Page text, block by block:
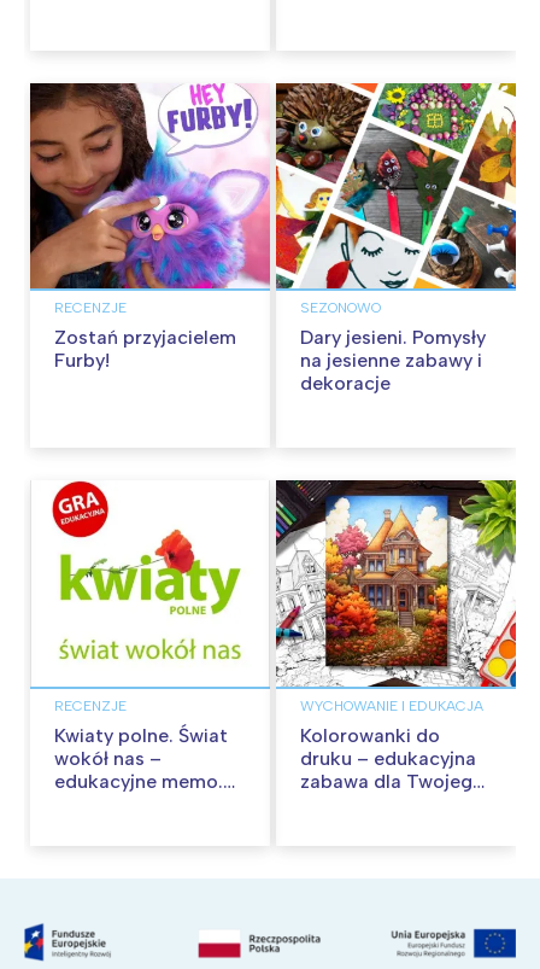
RECENZJE
Zostań przyjacielem
Furby!
SEZONOWO
Dary jesieni. Pomysły
na jesienne zabawy i
dekoracje
RECENZJE
Kwiaty polne. Świat
wokół nas –
edukacyjne memo.
WYCHOWANIE I EDUKACJA
Kolorowanki do
druku – edukacyjna
zabawa dla Twojego